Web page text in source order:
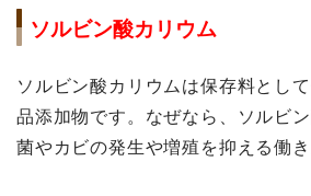
ソルビン酸カリウム
ソルビン酸カリウムは保存料とし
品添加物です。なぜなら、ソルビ
菌やカビの発生や増殖を抑える働き